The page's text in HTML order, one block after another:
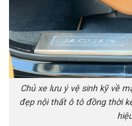
Chủ xe lưu ý vệ sinh kỹ về
đẹp nội thất ô tô đồng thời